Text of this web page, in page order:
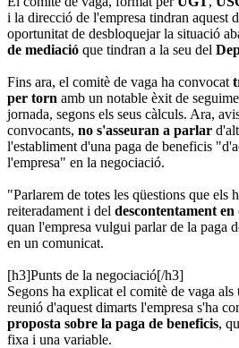
i la direcció de l'empresa tindran aquest
oportunitat de desbloquejar la situació
de mediació que tindran a la seu del
Fins ara, el comitè de vaga ha convocat
per torn amb un notable èxit de
jornada, segons els seus càlculs. Ara,
convocants, no s'asseuran a parlar
l'establiment d'una paga de beneficis
l'empresa" en la negociació.
"Parlarem de totes les qüestions que els
reiteradament i del descontentament en
quan l'empresa vulgui parlar de la paga
en un comunicat.
[h3]Punts de la negociació[/h3]
Segons ha explicat el comitè de vaga
reunió d'aquest dimarts l'empresa s'ha
proposta sobre la paga de beneficis,
fixa i una variable.